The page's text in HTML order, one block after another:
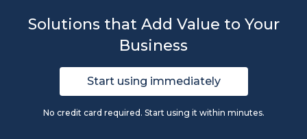
Solutions that Add Value to Your
Business
Start using immediately
No credit card required. Start using it within minutes.